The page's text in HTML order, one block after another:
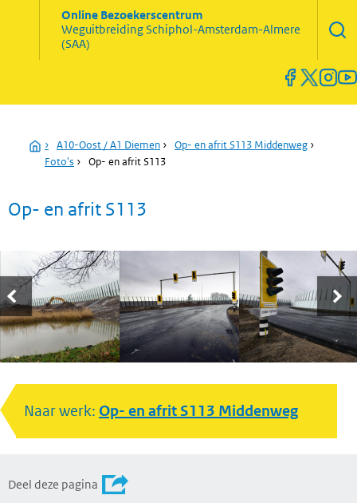
Online Bezoekerscentrum
WeguitbreidingSchiphol-Amsterdam-Almere
(SAA)
Home
› A10-Oost / A1 Diemen › Op- en afrit S113 Middenweg ›
Foto's › Op- en afrit S113
Op- en afrit S113
Naar werk: Op- en afrit S113 Middenweg
Deel deze pagina